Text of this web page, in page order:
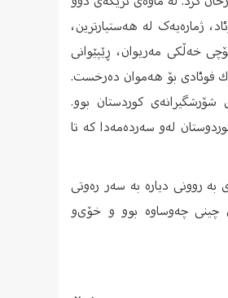
هەتاوی به‌ڕێبه‌ریی کاک فوئاد، ژماره‌یه‌ک له ‌هه‌ستیارترین،
خه‌ڵکی مه‌ریوان، ڕێپێوانی
فوئادی بۆ هه‌موان ده‌رخست.
شۆرشگیرانه‌ی كوردستان بوو.
لەو سەردەمەدا کە تا
هێشتا ورە‌و وزە‌و رێبازەكەی بە روونی دیارە بە سەر رەوتی
چینی چەوساوە بوو ‌و خۆی‌و